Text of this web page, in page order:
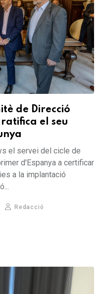
de Direcció
el seu
el servei del cicle de
d'Espanya a certificar
a la implantació
Redacció